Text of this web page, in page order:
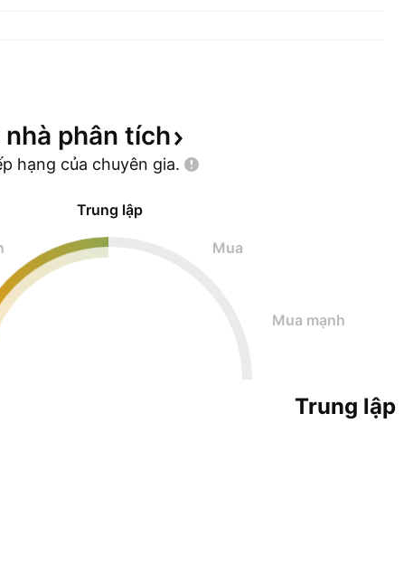
phân tích
hạng của chuyên gia.
Trung lập
Mua
Mua mạnh
Trung lập